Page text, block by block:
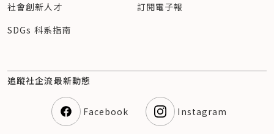
社會創新人才
SDGs 科系指南
訂閱電子報
追蹤社企流最新動態
Facebook Instagram